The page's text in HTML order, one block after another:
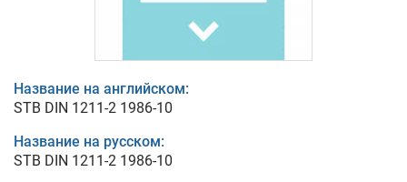
Название на английском:
STB DIN 1211-2 1986-10
Название на русском:
STB DIN 1211-2 1986-10